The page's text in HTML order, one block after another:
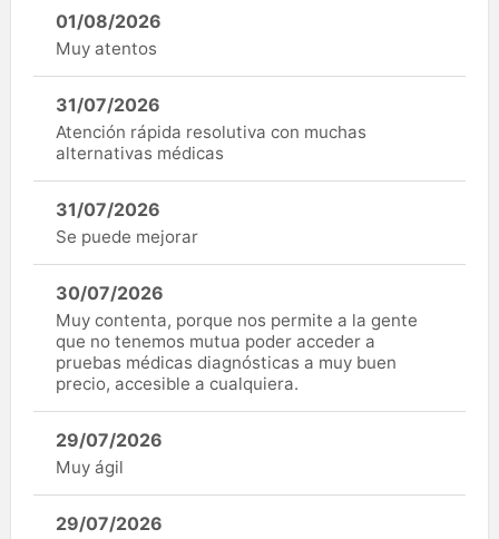
01/08/2026
Muy atentos
31/07/2026
Atención rápida resolutiva con muchas
alternativas médicas
31/07/2026
Se puede mejorar
30/07/2026
Muy contenta, porque nos permite a la gente
que no tenemos mutua poder acceder a
pruebas médicas diagnósticas a muy buen
precio, accesible a cualquiera.
29/07/2026
Muy ágil
29/07/2026